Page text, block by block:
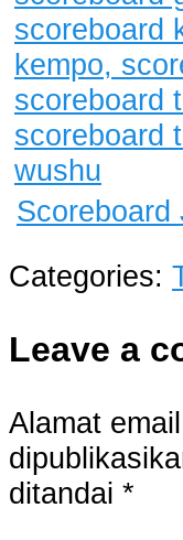
Scoreboard
Categories:
Leave a
Alamat
ditandai *